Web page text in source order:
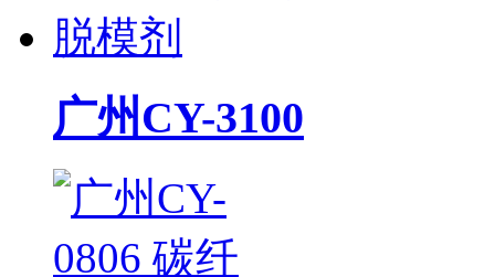
广州CY-3100